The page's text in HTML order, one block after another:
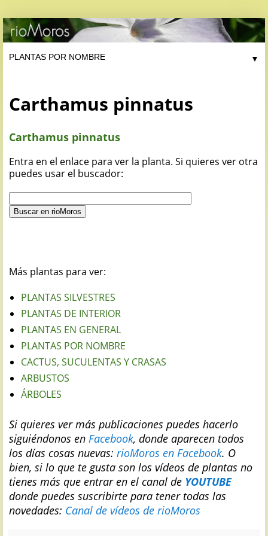
▼
Carthamus pinnatus
Carthamus pinnatus
Entra en el enlace para ver la planta. Si quieres ver otra
puedes usar el buscador:
Más plantas para ver:
PLANTAS SILVESTRES
PLANTAS DE INTERIOR
PLANTAS EN GENERAL
PLANTAS POR NOMBRE
CACTUS, SUCULENTAS Y CRASAS
ARBUSTOS
ÁRBOLES
Si quieres ver más publicaciones puedes hacerlo
siguiéndonos en Facebook, donde aparecen todos
los días cosas nuevas: rioMoros en Facebook. O
bien, si lo que te gusta son los vídeos de plantas no
tienes más que entrar en el canal de YOUTUBE
donde puedes suscribirte para tener todas las
novedades: Canal de vídeos de rioMoros